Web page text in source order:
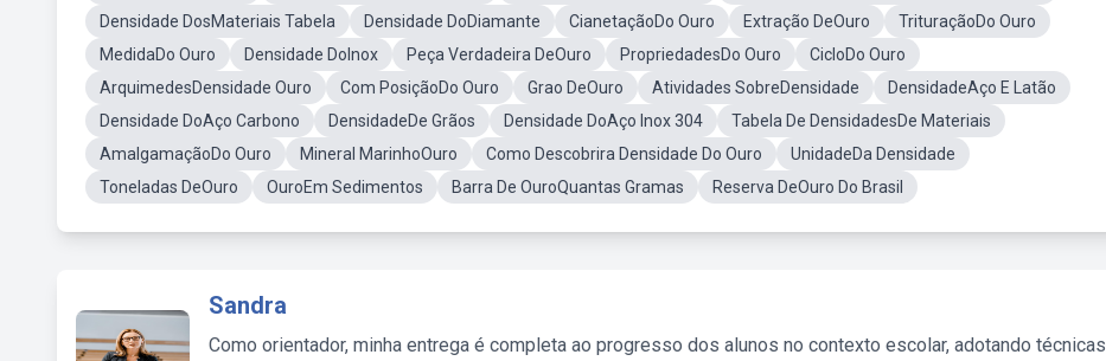
Densidade DosMateriais Tabela
Densidade DoDiamante CianetaçãoDo Ouro Extração DeOuro
TrituraçãoDo Ouro
MedidaDo Ouro
Densidade DoInox Peça Verdadeira DeOuro PropriedadesDo Ouro
CicloDo Ouro
ArquimedesDensidade Ouro
Com PosiçãoDo Ouro Grao DeOuro Atividades SobreDensidade
DensidadeAço E Latão
Densidade DoAço Carbono
DensidadeDe Grãos Densidade DoAço Inox 304
Tabela De DensidadesDe Materiais
AmalgamaçãoDo Ouro
Mineral MarinhoOuro Como Descobrira Densidade Do Ouro
UnidadeDa Densidade
Toneladas DeOuro
OuroEm Sedimentos Barra De OuroQuantas Gramas Reserva DeOuro Do Brasil
Sandra
Como orientador, minha entrega é completa ao progresso dos alunos no contexto escolar, adotando técnicas